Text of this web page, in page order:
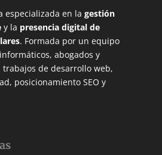
especializada en la gestión
y la presencia digital de
. Formada por un equipo
abogados y
trabajos de desarrollo web,
posicionamiento SEO y